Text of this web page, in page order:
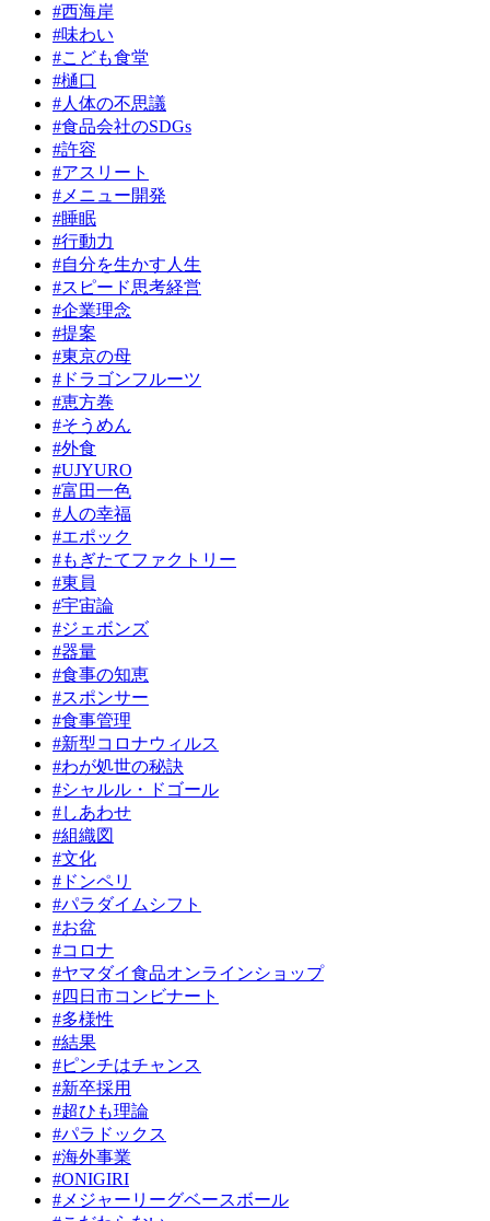
#西海岸
#味わい
#こども食堂
#樋口
#人体の不思議
#食品会社のSDGs
#許容
#アスリート
#メニュー開発
#睡眠
#行動力
#自分を生かす人生
#スピード思考経営
#企業理念
#提案
#東京の母
#ドラゴンフルーツ
#恵方巻
#そうめん
#外食
#UJYURO
#富田一色
#人の幸福
#エポック
#もぎたてファクトリー
#東員
#宇宙論
#ジェボンズ
#器量
#食事の知恵
#スポンサー
#食事管理
#新型コロナウィルス
#わが処世の秘訣
#シャルル・ドゴール
#しあわせ
#組織図
#文化
#ドンペリ
#パラダイムシフト
#お盆
#コロナ
#ヤマダイ食品オンラインショップ
#四日市コンビナート
#多様性
#結果
#ピンチはチャンス
#新卒採用
#超ひも理論
#パラドックス
#海外事業
#ONIGIRI
#メジャーリーグベースボール